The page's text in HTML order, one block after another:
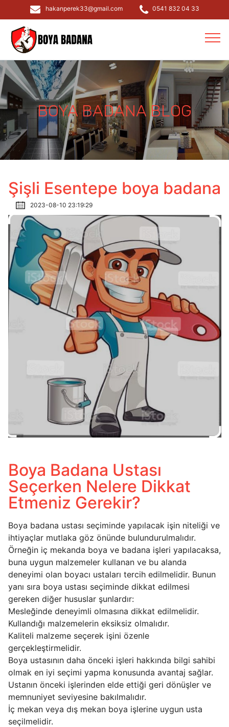
hakanperek33@gmail.com 0541 832 04 33
BOYA BADANA BLOG
Şişli Esentepe boya badana
2023-08-10 23:19:29
Boya Badana Ustası
Seçerken Nelere Dikkat
Etmeniz Gerekir?
Boya badana ustası seçiminde yapılacak işin niteliği ve
ihtiyaçlar mutlaka göz önünde bulundurulmalıdır.
Örneğin iç mekanda boya ve badana işleri yapılacaksa,
buna uygun malzemeler kullanan ve bu alanda
deneyimi olan boyacı ustaları tercih edilmelidir. Bunun
yanı sıra boya ustası seçiminde dikkat edilmesi
gereken diğer hususlar şunlardır:
Mesleğinde deneyimli olmasına dikkat edilmelidir.
Kullandığı malzemelerin eksiksiz olmalıdır.
Kaliteli malzeme seçerek işini özenle
gerçekleştirmelidir.
Boya ustasının daha önceki işleri hakkında bilgi sahibi
olmak en iyi seçimi yapma konusunda avantaj sağlar.
Ustanın önceki işlerinden elde ettiği geri dönüşler ve
memnuniyet seviyesine bakılmalıdır.
İç mekan veya dış mekan boya işlerine uygun usta
seçilmelidir.